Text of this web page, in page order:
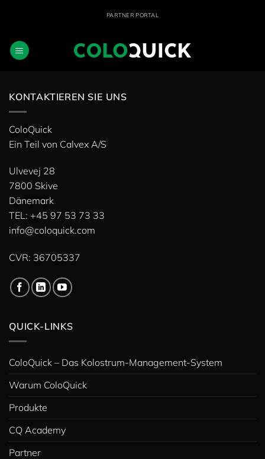
PARTNER PORTAL
KONTAKTIEREN SIE UNS
ColoQuick
Ein Teil von Calvex A/S
Ulvevej 28
7800 Skive
Dänemark
TEL: +45 97 53 73 33
info@coloquick.com
CVR: 36705337
QUICK-LINKS
ColoQuick – Das Kolostrum-Management-System
Warum ColoQuick
Produkte
CQ Academy
Partner